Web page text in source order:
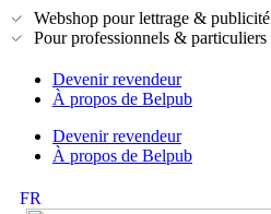
Webshop pour lettrage & publicité
Pour professionnels & particuliers
Devenir revendeur
À propos de Belpub
Devenir revendeur
À propos de Belpub
FR
NL